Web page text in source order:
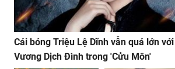
Cái bóng Triệu Lệ Dĩnh vẫn quá lớn với
Vương Dịch Đình trong 'Cửu Môn'